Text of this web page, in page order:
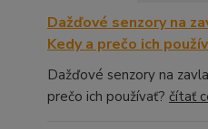
Dažďové senzory na
Kedy a prečo ich
Dažďové senzory na
prečo ich používať? čítať